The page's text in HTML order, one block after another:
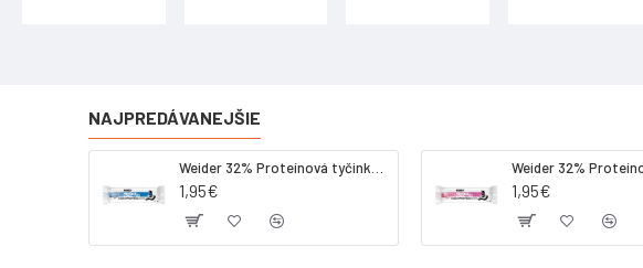
NAJPREDÁVANEJŠIE
1,95€ 1,95€